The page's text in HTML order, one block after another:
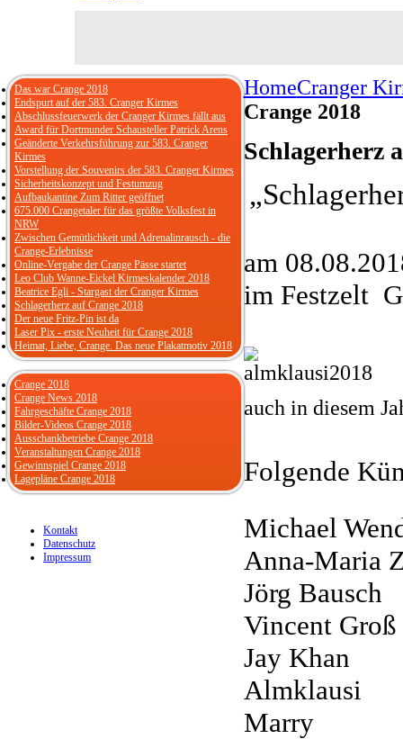
HomeCranger
Crange 2018
Schlagerherz
am
im Festzelt
auch in diesem
Folgende
Michael
Anna-Maria
Jörg Bausch
Vincent Groß
Jay Khan
Almklausi
Marry
Das war Crange 2018
Endspurt auf der 583. Cranger Kirmes
Abschlussfeuerwerk der Cranger Kirmes fällt aus
Award für Dortmunder Schausteller Patrick Arens
Geänderte Verkehrsführung zur 583. Cranger
Kirmes
Vorstellung der Souvenirs der 583. Cranger Kirmes
Sicherheitskonzept und Festumzug
Aufbaukantine Zum Ritter geöffnet
675.000 Crangetaler für das größte Volksfest in
NRW
Zwischen Gemütlichkeit und Adrenalinrausch - die
Crange-Erlebnisse
Online-Vergabe der Crange Pässe startet
Leo Club Wanne-Eickel Kirmeskalender 2018
Beatrice Egli - Stargast der Cranger Kirmes
Schlagerherz auf Crange 2018
Der neue Fritz-Pin ist da
Laser Pix - erste Neuheit für Crange 2018
Heimat, Liebe, Crange. Das neue Plakatmotiv 2018
Crange 2018
Crange News 2018
Fahrgeschäfte Crange 2018
Bilder-Videos Crange 2018
Ausschankbetriebe Crange 2018
Veranstaltungen Crange 2018
Gewinnspiel Crange 2018
Lagepläne Crange 2018
Kontakt
Datenschutz
Impressum